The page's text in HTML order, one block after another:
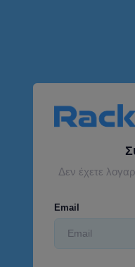
Δεν έχετε
Email